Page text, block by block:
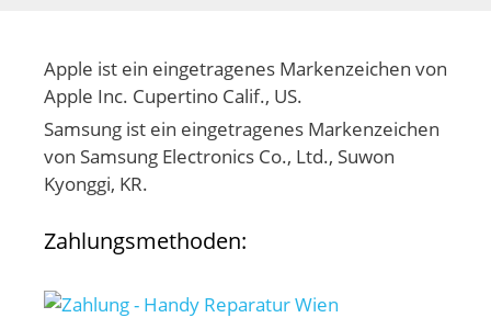
Apple ist ein eingetragenes Markenzeichen von
Apple Inc. Cupertino Calif., US.
Samsung ist ein eingetragenes Markenzeichen
von Samsung Electronics Co., Ltd., Suwon
Kyonggi, KR.
Zahlungsmethoden: